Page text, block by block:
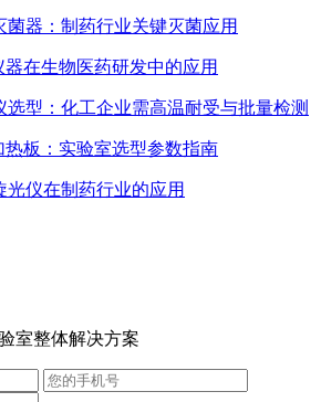
菌器：制药行业关键灭菌应用
器在生物医药研发中的应用
选型：化工企业需高温耐受与批量检测
热板：实验室选型参数指南
光仪在制药行业的应用
室整体解决方案